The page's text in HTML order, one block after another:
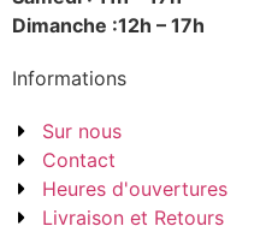
Dimanche :12h – 17h
Informations
Sur nous
Contact
Heures d'ouvertures
Livraison et Retours